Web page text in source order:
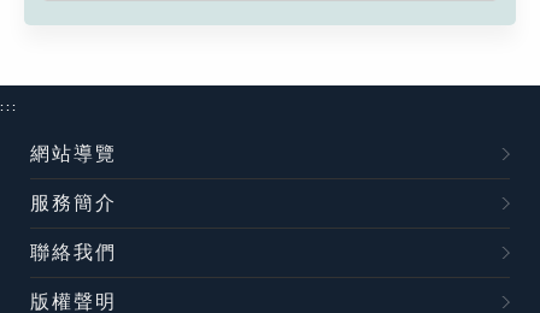
:::
網站導覽
服務簡介
聯絡我們
版權聲明